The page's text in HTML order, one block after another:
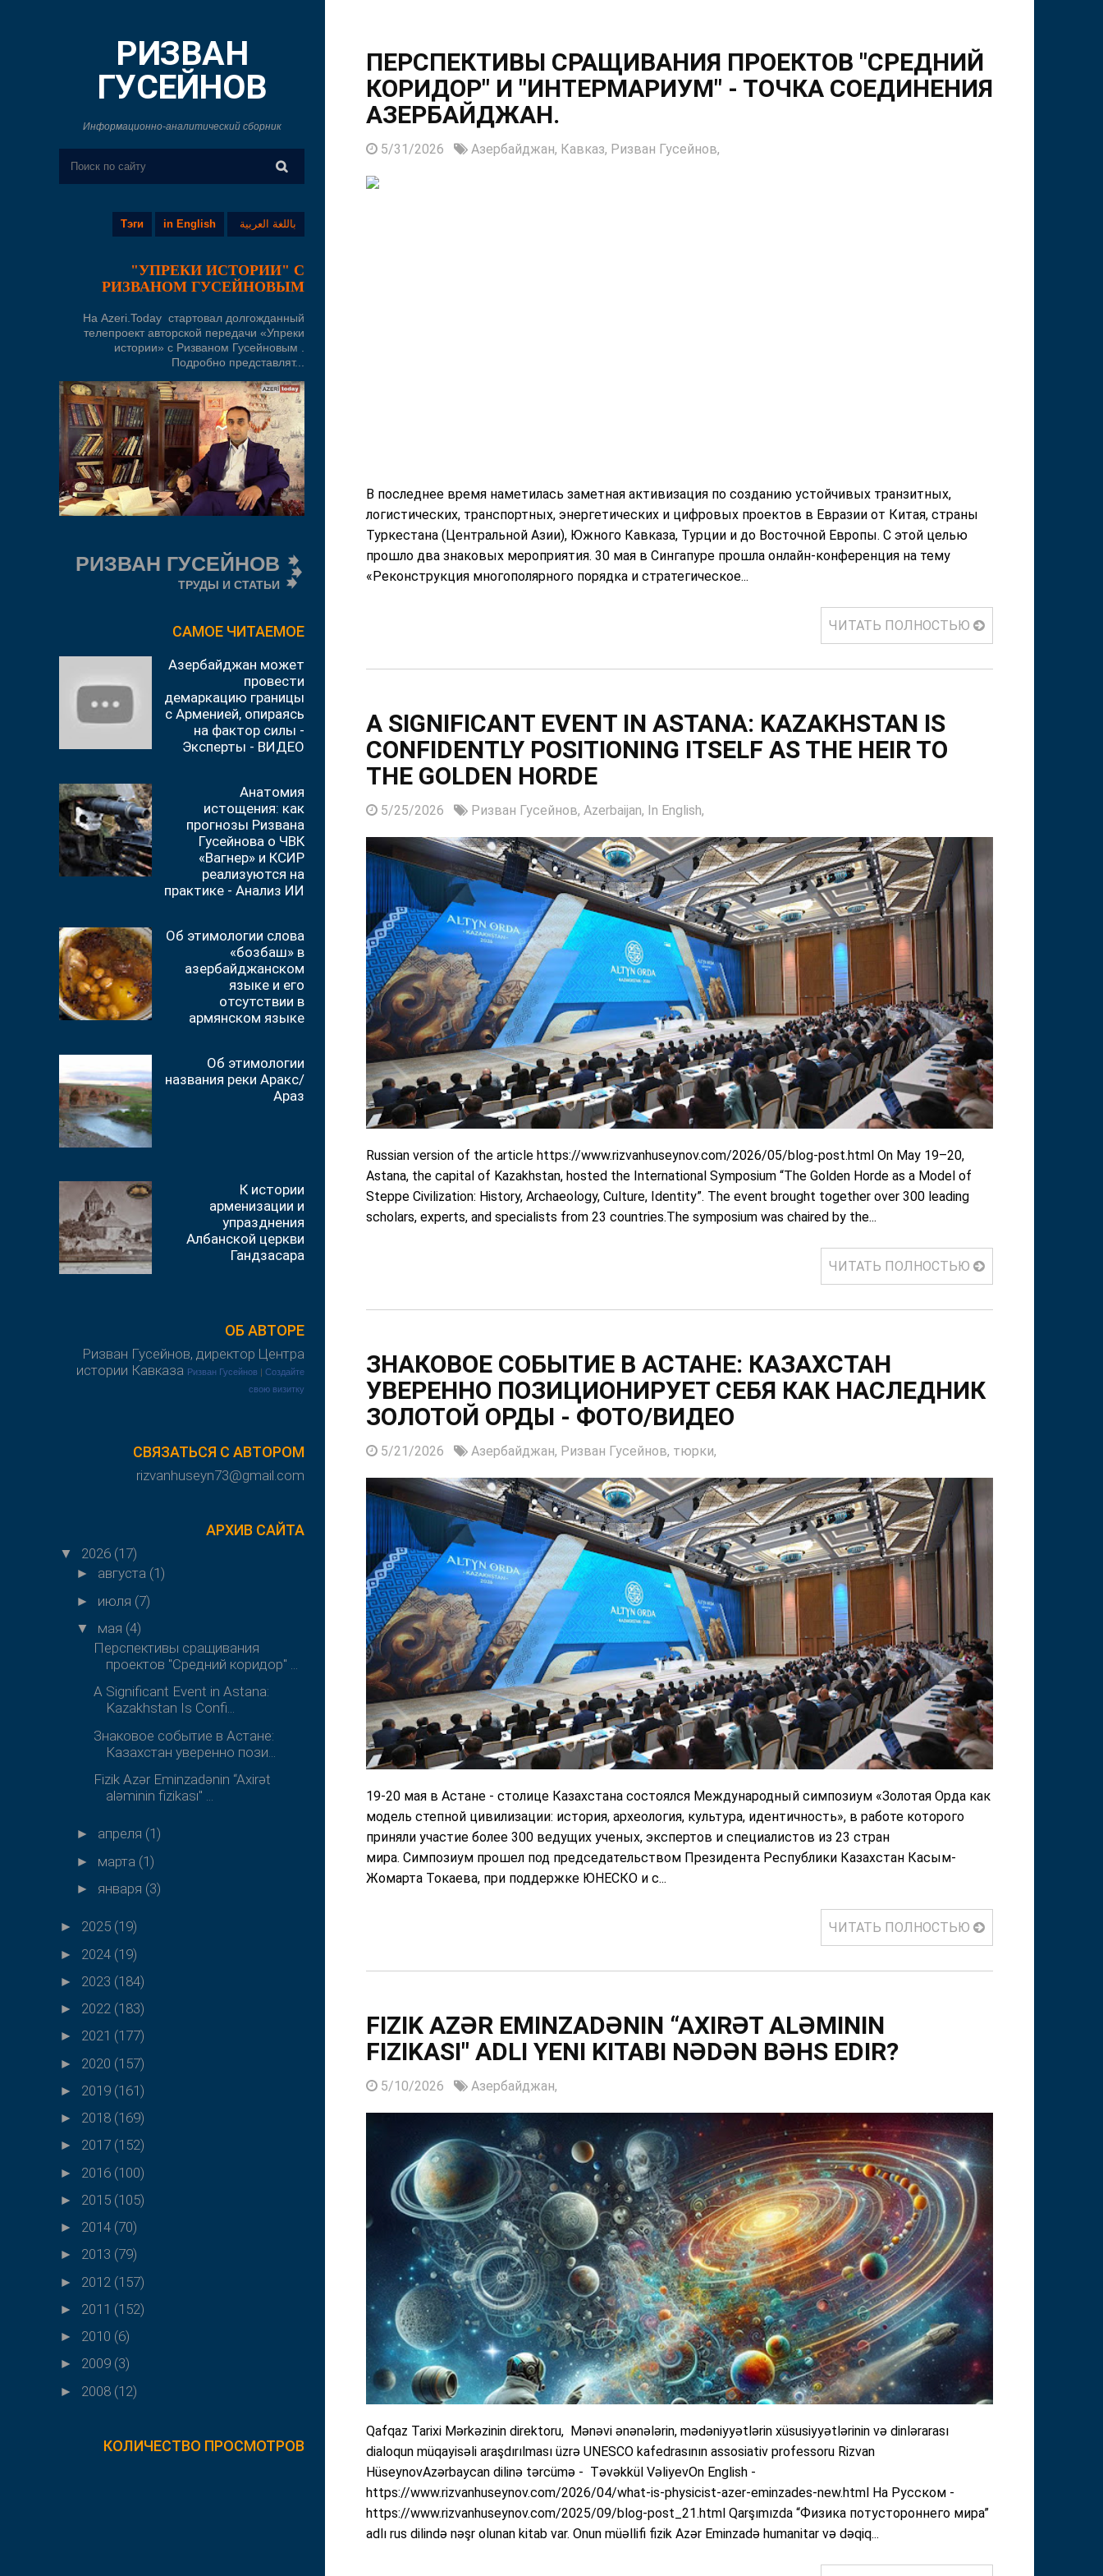
РИЗВАН
ГУСЕЙНОВ
Информационно-аналитический сборник
باللغة العربية in English
Тэги
"УПРЕКИ ИСТОРИИ" С
РИЗВАНОМ ГУСЕЙНОВЫМ
На Azeri.Today стартовал долгожданный
телепроект авторской передачи «Упреки
истории» с Ризваном Гусейновым .
Подробно представлят...
РИЗВАН ГУСЕЙНОВ
ТРУДЫ И СТАТЬИ
САМОЕ ЧИТАЕМОЕ
Азербайджан может
провести
демаркацию границы
с Арменией, опираясь
на фактор силы -
Эксперты - ВИДЕО
Анатомия
истощения: как
прогнозы Ризвана
Гусейнова о ЧВК
«Вагнер» и КСИР
реализуются на
практике - Анализ ИИ
Об этимологии слова
«бозбаш» в
азербайджанском
языке и его
отсутствии в
армянском языке
Об этимологии
названия реки Аракс/
Араз
К истории
арменизации и
упразднения
Албанской церкви
Гандзасара
ОБ АВТОРЕ
Ризван Гусейнов, директор Центра
истории Кавказа Ризван Гусейнов | Создайте
свою визитку
СВЯЗАТЬСЯ С АВТОРОМ
rizvanhuseyn73@gmail.com
АРХИВ САЙТА
▼ 2026 (17)
► августа (1)
► июля (7)
▼ мая (4)
Перспективы сращивания
проектов "Средний коридор" ...
A Significant Event in Astana:
Kazakhstan Is Confi...
Знаковое событие в Астане:
Казахстан уверенно пози...
Fizik Azər Eminzadənin “Axirət
aləminin fizikası" ...
► апреля (1)
► марта (1)
► января (3)
► 2025 (19)
► 2024 (19)
► 2023 (184)
► 2022 (183)
► 2021 (177)
► 2020 (157)
► 2019 (161)
► 2018 (169)
► 2017 (152)
► 2016 (100)
► 2015 (105)
► 2014 (70)
► 2013 (79)
► 2012 (157)
► 2011 (152)
► 2010 (6)
► 2009 (3)
► 2008 (12)
КОЛИЧЕСТВО ПРОСМОТРОВ
ПЕРСПЕКТИВЫ СРАЩИВАНИЯ ПРОЕКТОВ "СРЕДНИЙ
КОРИДОР" И "ИНТЕРМАРИУМ" - ТОЧКА СОЕДИНЕНИЯ
АЗЕРБАЙДЖАН.
5/31/2026 Азербайджан, Кавказ, Ризван Гусейнов,
В последнее время наметилась заметная активизация по созданию устойчивых транзитных,
логистических, транспортных, энергетических и цифровых проектов в Евразии от Китая, страны
Туркестана (Центральной Азии), Южного Кавказа, Турции и до Восточной Европы. С этой целью
прошло два знаковых мероприятия. 30 мая в Сингапуре прошла онлайн-конференция на тему
«Реконструкция многополярного порядка и стратегическое...
ЧИТАТЬ ПОЛНОСТЬЮ
A SIGNIFICANT EVENT IN ASTANA: KAZAKHSTAN IS
CONFIDENTLY POSITIONING ITSELF AS THE HEIR TO
THE GOLDEN HORDE
5/25/2026 Ризван Гусейнов, Azerbaijan, In English,
Russian version of the article https://www.rizvanhuseynov.com/2026/05/blog-post.html On May 19–20,
Astana, the capital of Kazakhstan, hosted the International Symposium “The Golden Horde as a Model of
Steppe Civilization: History, Archaeology, Culture, Identity”. The event brought together over 300 leading
scholars, experts, and specialists from 23 countries.The symposium was chaired by the...
ЧИТАТЬ ПОЛНОСТЬЮ
ЗНАКОВОЕ СОБЫТИЕ В АСТАНЕ: КАЗАХСТАН
УВЕРЕННО ПОЗИЦИОНИРУЕТ СЕБЯ КАК НАСЛЕДНИК
ЗОЛОТОЙ ОРДЫ - ФОТО/ВИДЕО
5/21/2026 Азербайджан, Ризван Гусейнов, тюрки,
19-20 мая в Астане - столице Казахстана состоялся Международный симпозиум «Золотая Орда как
модель степной цивилизации: история, археология, культура, идентичность», в работе которого
приняли участие более 300 ведущих ученых, экспертов и специалистов из 23 стран
мира. Симпозиум прошел под председательством Президента Республики Казахстан Касым-
Жомарта Токаева, при поддержке ЮНЕСКО и с...
ЧИТАТЬ ПОЛНОСТЬЮ
FIZIK AZƏR EMINZADƏNIN “AXIRƏT ALƏMININ
FIZIKASI" ADLI YENI KITABI NƏDƏN BƏHS EDIR?
5/10/2026 Азербайджан,
Qafqaz Tarixi Mərkəzinin direktoru, Mənəvi ənənələrin, mədəniyyətlərin xüsusiyyətlərinin və dinlərarası
dialoqun müqayisəli araşdırılması üzrə UNESCO kafedrasının assosiativ professoru Rizvan
HüseynovAzərbaycan dilinə tərcümə - Təvəkkül VəliyevOn English -
https://www.rizvanhuseynov.com/2026/04/what-is-physicist-azer-eminzades-new.html На Русском -
https://www.rizvanhuseynov.com/2025/09/blog-post_21.html Qarşımızda “Физика потустороннего мира”
adlı rus dilində nəşr olunan kitab var. Onun müəllifi fizik Azər Eminzadə humanitar və dəqiq...